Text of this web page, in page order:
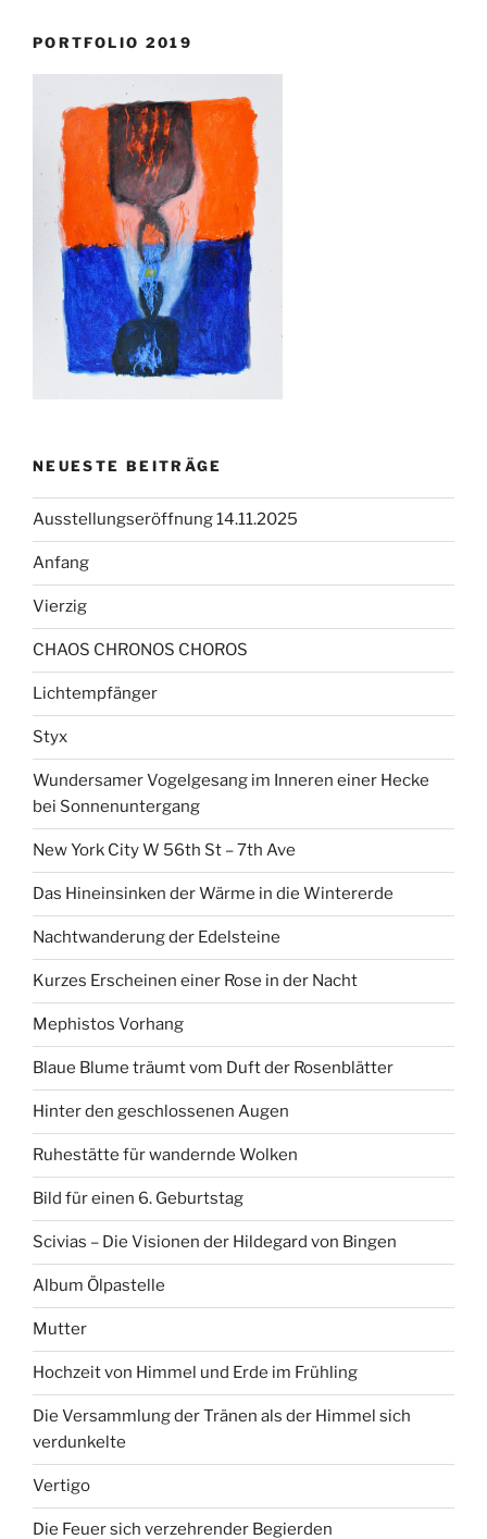
PORTFOLIO 2019
NEUESTE BEITRÄGE
Ausstellungseröffnung 14.11.2025
Anfang
Vierzig
CHAOS CHRONOS CHOROS
Lichtempfänger
Styx
Wundersamer Vogelgesang im Inneren einer Hecke
bei Sonnenuntergang
New York City W 56th St – 7th Ave
Das Hineinsinken der Wärme in die Wintererde
Nachtwanderung der Edelsteine
Kurzes Erscheinen einer Rose in der Nacht
Mephistos Vorhang
Blaue Blume träumt vom Duft der Rosenblätter
Hinter den geschlossenen Augen
Ruhestätte für wandernde Wolken
Bild für einen 6. Geburtstag
Scivias – Die Visionen der Hildegard von Bingen
Album Ölpastelle
Mutter
Hochzeit von Himmel und Erde im Frühling
Die Versammlung der Tränen als der Himmel sich
verdunkelte
Vertigo
Die Feuer sich verzehrender Begierden